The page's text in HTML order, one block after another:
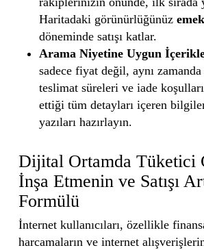
Haritadaki görünürlüğünüz
döneminde satışı katlar.
Arama Niyetine Uygun
sadece fiyat değil, aynı
teslimat süreleri ve iade
ettiği tüm detayları içeren
yazıları hazırlayın.
Dijital Ortamda Tüketici
İnşa Etmenin ve Satışı
Formülü
İnternet kullanıcıları, özellikle
harcamaların ve internet